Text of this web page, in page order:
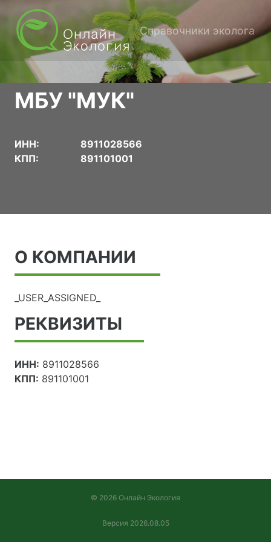
Справочники эколога
МБУ "МУК"
ИНН:
8911028566
КПП:
891101001
О КОМПАНИИ
_USER_ASSIGNED_
РЕКВИЗИТЫ
ИНН: 8911028566
КПП: 891101001
© 2026 Онлайн Экология
Версия 2026.08.05